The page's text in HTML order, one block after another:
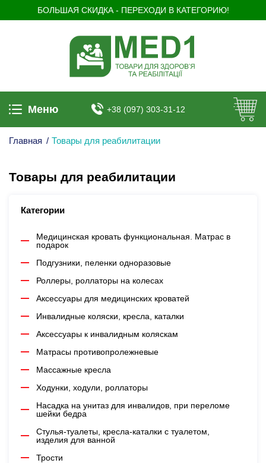
БОЛЬШАЯ СКИДКА - ПЕРЕХОДИ В КАТЕГОРИЮ!
Меню +38 (097) 303-31-12
Главная / Товары для реабилитации
Товары для реабилитации
Категории
Медицинская кровать функциональная. Матрас в
подарок
Подгузники, пеленки одноразовые
Роллеры, роллаторы на колесах
Аксессуары для медицинских кроватей
Инвалидные коляски, кресла, каталки
Аксессуары к инвалидным коляскам
Матрасы противопролежневые
Массажные кресла
Ходунки, ходули, роллаторы
Насадка на унитаз для инвалидов, при переломе
шейки бедра
Стулья-туалеты, кресла-каталки с туалетом,
изделия для ванной
Трости